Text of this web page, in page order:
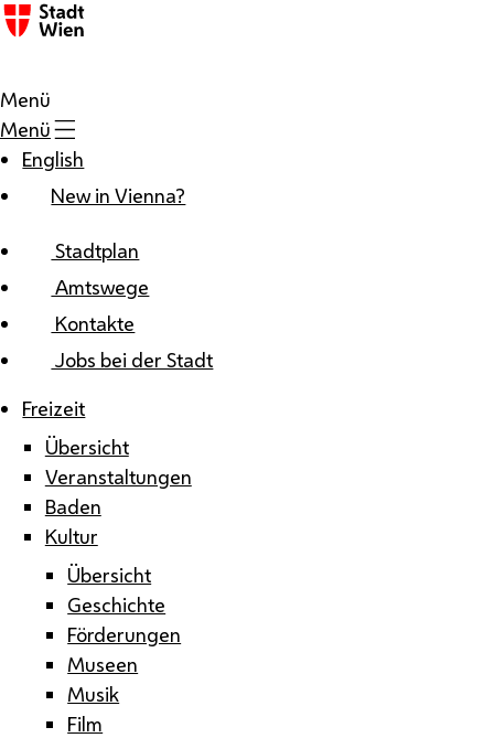
Zum Inhalt
Menü
Menü
English
New in Vienna?
Stadtplan
Amtswege
Kontakte
Jobs bei der Stadt
Freizeit
Übersicht
Veranstaltungen
Baden
Kultur
Übersicht
Geschichte
Förderungen
Museen
Musik
Film